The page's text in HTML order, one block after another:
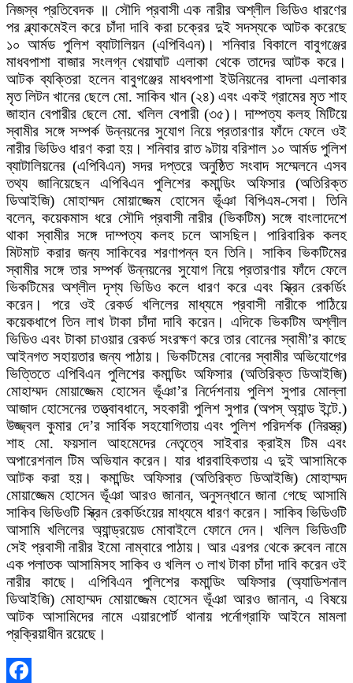
নিজস্ব প্রতিবেদক ॥ সৌদি প্রবাসী এক নারীর অশ্লীল ভিডিও ধারণের
পর ব্ল্যাকমেইল করে চাঁদা দাবি করা চক্রের দুই সদস্যকে আটক করেছে
১০ আর্মড পুলিশ ব্যাটালিয়ন (এপিবিএন)। শনিবার বিকালে বাবুগঞ্জের
মাধবপাশা বাজার সংলগ্ন খেয়াঘাট এলাকা থেকে তাদের আটক করে।
আটক ব্যক্তিরা হলেন বাবুগঞ্জের মাধবপাশা ইউনিয়নের বাদলা এলাকার
মৃত লিটন খানের ছেলে মো. সাকিব খান (২৪) এবং একই গ্রামের মৃত শাহ
জাহান বেপারীর ছেলে মো. খলিল বেপারী (৩৫)। দাম্পত্য কলহ মিটিয়ে
স্বামীর সঙ্গে সম্পর্ক উন্নয়নের সুযোগ নিয়ে প্রতারণার ফাঁদে ফেলে ওই
নারীর ভিডিও ধারণ করা হয়। শনিবার রাত ৯টায় বরিশাল ১০ আর্মড পুলিশ
ব্যাটালিয়নের (এপিবিএন) সদর দপ্তরে অনুষ্ঠিত সংবাদ সম্মেলনে এসব
তথ্য জানিয়েছেন এপিবিএন পুলিশের কমান্ডিং অফিসার (অতিরিক্ত
ডিআইজি) মোহাম্মদ মোয়াজ্জেম হোসেন ভূঁঞা বিপিএম-সেবা। তিনি
বলেন, কয়েকমাস ধরে সৌদি প্রবাসী নারীর (ভিকটিম) সঙ্গে বাংলাদেশে
থাকা স্বামীর সঙ্গে দাম্পত্য কলহ চলে আসছিল। পারিবারিক কলহ
মিটমাট করার জন্য সাকিবের শরণাপন্ন হন তিনি। সাকিব ভিকটিমের
স্বামীর সঙ্গে তার সম্পর্ক উন্নয়নের সুযোগ নিয়ে প্রতারণার ফাঁদে ফেলে
ভিকটিমের অশ্লীল দৃশ্য ভিডিও কলে ধারণ করে এবং স্ক্রিন রেকর্ডিং
করেন। পরে ওই রেকর্ড খলিলের মাধ্যমে প্রবাসী নারীকে পাঠিয়ে
কয়েকধাপে তিন লাখ টাকা চাঁদা দাবি করেন। এদিকে ভিকটিম অশ্লীল
ভিডিও এবং টাকা চাওয়ার রেকর্ড সংরক্ষণ করে তার বোনের স্বামী’র কাছে
আইনগত সহায়তার জন্য পাঠায়। ভিকটিমের বোনের স্বামীর অভিযোগের
ভিত্তিতে এপিবিএন পুলিশের কমান্ডিং অফিসার (অতিরিক্ত ডিআইজি)
মোহাম্মদ মোয়াজ্জেম হোসেন ভূঁঞা’র নির্দেশনায় পুলিশ সুপার মোল্লা
আজাদ হোসেনের তত্ত্বাবধানে, সহকারী পুলিশ সুপার (অপস্ অ্যান্ড ইন্টে.)
উজ্জ্বল কুমার দে’র সার্বিক সহযোগিতায় এবং পুলিশ পরিদর্শক (নিরস্ত্র)
শাহ মো. ফয়সাল আহমেদের নেতৃত্বে সাইবার ক্রাইম টিম এবং
অপারেশনাল টিম অভিযান করেন। যার ধারবাহিকতায় এ দুই আসামিকে
আটক করা হয়। কমান্ডিং অফিসার (অতিরিক্ত ডিআইজি) মোহাম্মদ
মোয়াজ্জেম হোসেন ভূঁঞা আরও জানান, অনুসন্ধানে জানা গেছে আসামি
সাকিব ভিডিওটি স্ক্রিন রেকর্ডিংয়ের মাধ্যমে ধারণ করেন। সাকিব ভিডিওটি
আসামি খলিলের অ্যান্ড্রয়েড মোবাইলে ফোনে দেন। খলিল ভিডিওটি
সেই প্রবাসী নারীর ইমো নাম্বারে পাঠায়। আর এরপর থেকে রুবেল নামে
এক পলাতক আসামিসহ সাকিব ও খলিল ৩ লাখ টাকা চাঁদা দাবি করেন ওই
নারীর কাছে। এপিবিএন পুলিশের কমান্ডিং অফিসার (অ্যাডিশনাল
ডিআইজি) মোহাম্মদ মোয়াজ্জেম হোসেন ভূঁঞা আরও জানান, এ বিষয়ে
আটক আসামিদের নামে এয়ারপোর্ট থানায় পর্নোগ্রাফি আইনে মামলা
প্রক্রিয়াধীন রয়েছে।